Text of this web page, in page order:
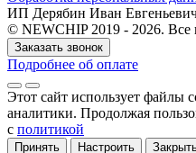
ИП Дерябин Иван
© NEWCHIP 2019 - 2026. Все
Заказать звонок
Подробнее об оплате
Этот сайт использует файлы
аналитики. Продолжая
с политикой
Принять Настроить